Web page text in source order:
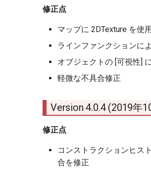
修正点
マップに 2DTexture を使
ラインファンクションに
オブジェクトの [可視性]
軽微な不具合修正
Version 4.0.4 (2019年
修正点
コンストラクションヒス
合を修正